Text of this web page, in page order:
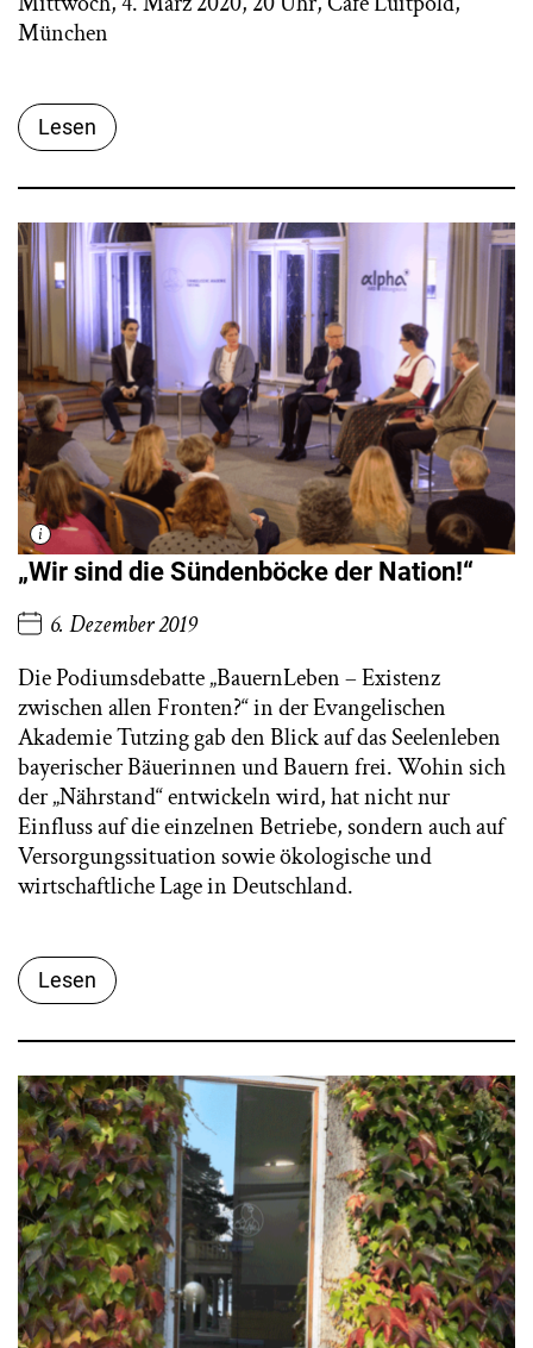
München
Lesen
„Wir sind die Sündenböcke der Nation!“
6. Dezember 2019
Die Podiumsdebatte „BauernLeben – Existenz
zwischen allen Fronten?“ in der Evangelischen
Akademie Tutzing gab den Blick auf das Seelenleben
bayerischer Bäuerinnen und Bauern frei. Wohin sich
der „Nährstand“ entwickeln wird, hat nicht nur
Einfluss auf die einzelnen Betriebe, sondern auch auf
Versorgungssituation sowie ökologische und
wirtschaftliche Lage in Deutschland.
Lesen